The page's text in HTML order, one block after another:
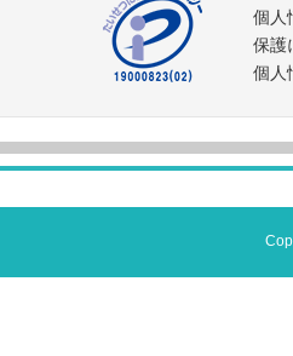
個人
保護
個人